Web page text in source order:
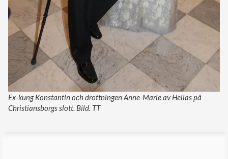
Ex-kung Konstantin och drottningen Anne-Marie av Hellas på
Christiansborgs slott. Bild. TT